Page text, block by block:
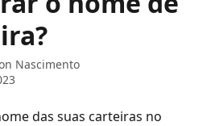
Nascimento
das suas carteiras no